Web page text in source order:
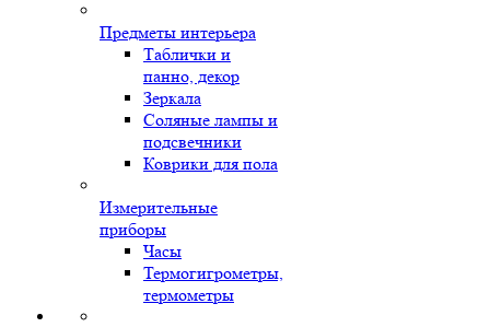
Предметы интерьера
Таблички и
панно, декор
Зеркала
Соляные лампы и
подсвечники
Коврики для пола
Измерительные
приборы
Часы
Термогигрометры,
термометры